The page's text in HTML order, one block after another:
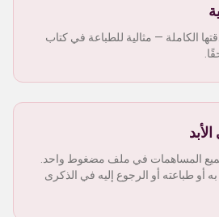
الكاملة — مثالية للطباعة في كتاب
جميع المساهمات في ملف مضغوط واحد.
أو طباعته أو الرجوع إليه في الذكرى